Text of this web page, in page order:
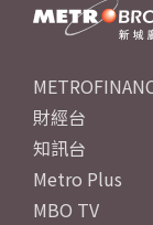
財經台
知訊台
Metro Plus
MBO TV